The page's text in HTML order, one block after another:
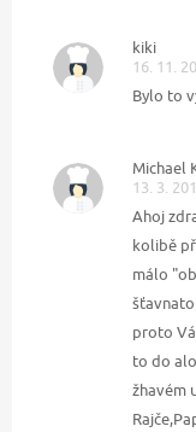
kiki
16. 11.
Bylo to
Michael
13. 3.
Ahoj
kolibě
málo
proto
to do
žhavém